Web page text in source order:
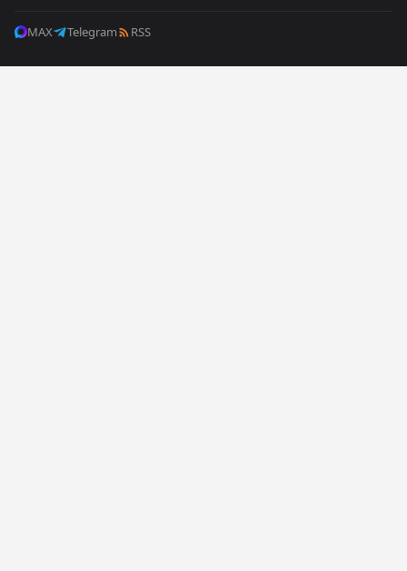
MAX Telegram RSS